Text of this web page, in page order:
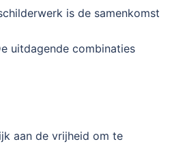
is de samenkomst
uitdagende combinaties
aan de vrijheid om te